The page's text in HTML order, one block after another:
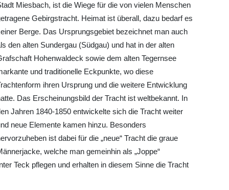
Miesbach, ist die Wiege für die von vielen Menschen
Gebirgstracht. Heimat ist überall, dazu bedarf es
Berge. Das Ursprungsgebiet bezeichnet man auch
den alten Sundergau (Südgau) und hat in der alten
Hohenwaldeck sowie dem alten Tegernsee
und traditionelle Eckpunkte, wo diese
ihren Ursprung und die weitere Entwicklung
Das Erscheinungsbild der Tracht ist weltbekannt. In
Jahren 1840-1850 entwickelte sich die Tracht weiter
neue Elemente kamen hinzu. Besonders
ist dabei für die „neue“ Tracht die graue
welche man gemeinhin als „Joppe“
Teck pflegen und erhalten in diesem Sinne die Tracht